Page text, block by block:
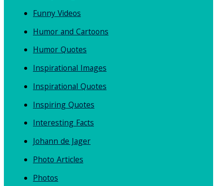
Funny Videos
Humor and Cartoons
Humor Quotes
Inspirational Images
Inspirational Quotes
Inspiring Quotes
Interesting Facts
Johann de Jager
Photo Articles
Photos